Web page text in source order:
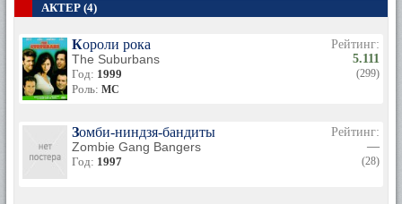
АКТЕР (4)
Короли рока
The Suburbans
Год: 1999
Роль: MC
Рейтинг:
5.111
(299)
Зомби-ниндзя-бандиты
Zombie Gang Bangers
Год: 1997
Рейтинг:
—
(28)